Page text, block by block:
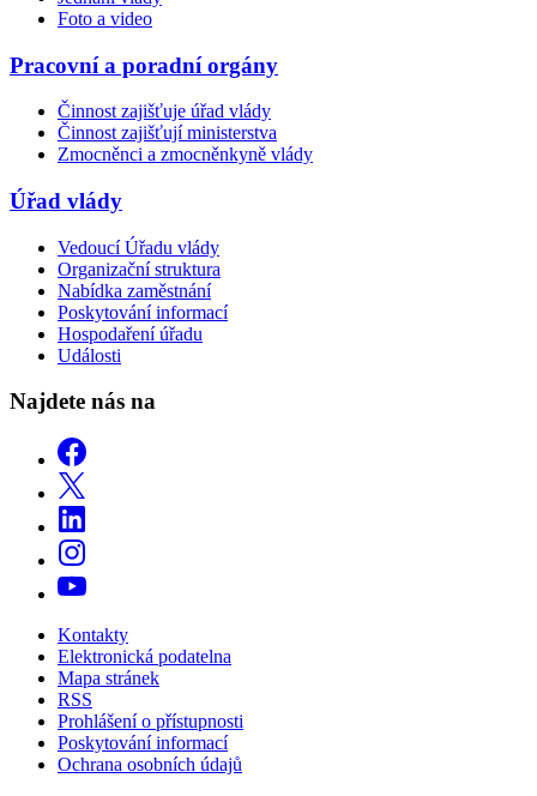
Foto a video
Pracovní a poradní orgány
Činnost zajišťuje úřad vlády
Činnost zajišťují ministerstva
Zmocněnci a zmocněnkyně vlády
Úřad vlády
Vedoucí Úřadu vlády
Organizační struktura
Nabídka zaměstnání
Poskytování informací
Hospodaření úřadu
Události
Najdete nás na
Kontakty
Elektronická podatelna
Mapa stránek
RSS
Prohlášení o přístupnosti
Poskytování informací
Ochrana osobních údajů